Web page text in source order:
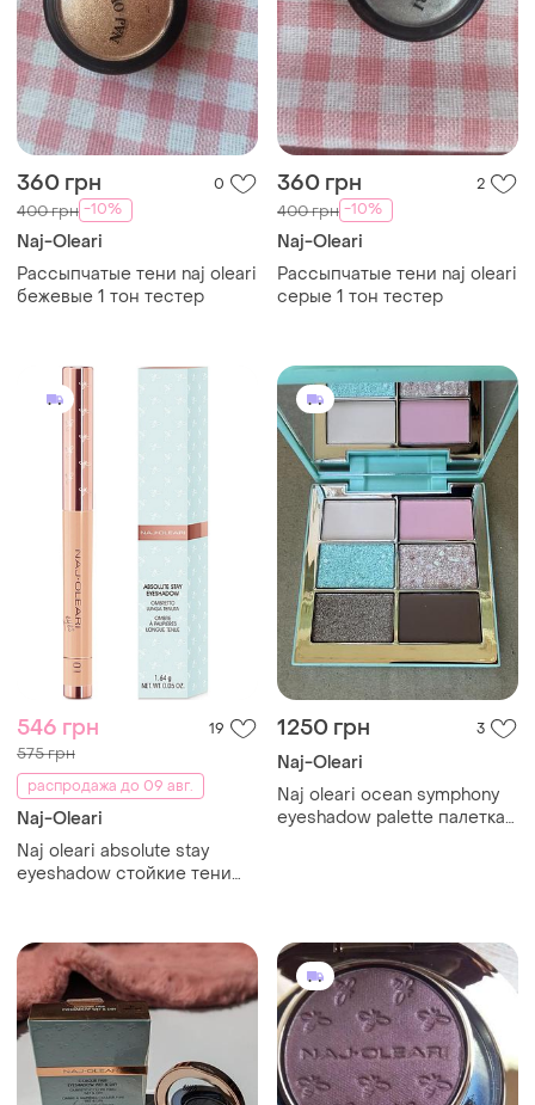
360 грн 0
400 грн -10%
Naj-Oleari
Рассыпчатые тени naj oleari
бежевые 1 тон тестер
360 грн 2
400 грн -10%
Naj-Oleari
Рассыпчатые тени naj oleari
серые 1 тон тестер
546 грн 19
575 грн
распродажа до 09 авг.
Naj-Oleari
Naj oleari absolute stay
eyeshadow стойкие тени
1250 грн 3
Naj-Oleari
Naj oleari ocean symphony
eyeshadow palette палетка